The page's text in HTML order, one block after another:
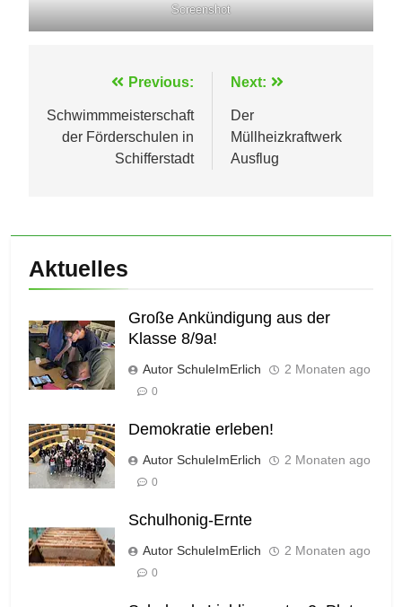
Screenshot
Beitragsnavigation
Previous:
Schwimmmeisterschaft
der Förderschulen in
Schifferstadt
Next:
Der
Müllheizkraftwerk
Ausflug
Aktuelles
Große Ankündigung aus der
Klasse 8/9a!
Autor SchuleImErlich 2 Monaten ago
0
Demokratie erleben!
Autor SchuleImErlich 2 Monaten ago
0
Schulhonig-Ernte
Autor SchuleImErlich 2 Monaten ago
0